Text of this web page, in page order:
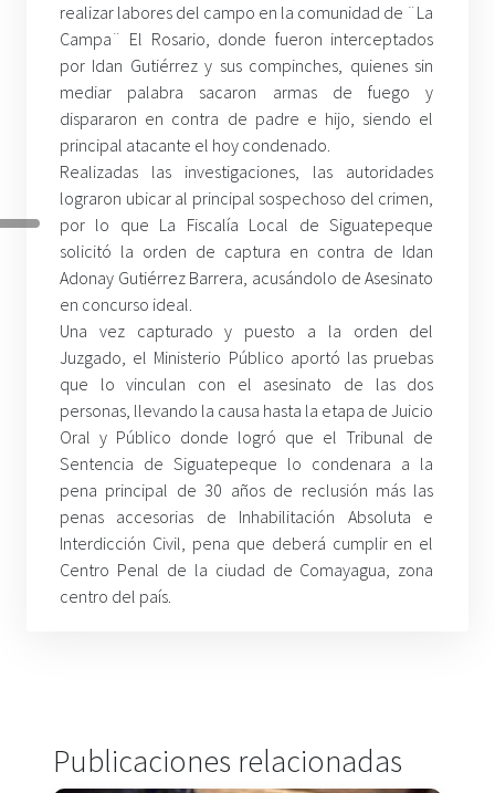
realizar labores del campo en la comunidad de ¨La
Campa¨ El Rosario, donde fueron interceptados
por Idan Gutiérrez y sus compinches, quienes sin
mediar palabra sacaron armas de fuego y
dispararon en contra de padre e hijo, siendo el
principal atacante el hoy condenado.
Realizadas las investigaciones, las autoridades
lograron ubicar al principal sospechoso del crimen,
por lo que La Fiscalía Local de Siguatepeque
solicitó la orden de captura en contra de Idan
Adonay Gutiérrez Barrera, acusándolo de Asesinato
en concurso ideal.
Una vez capturado y puesto a la orden del
Juzgado, el Ministerio Público aportó las pruebas
que lo vinculan con el asesinato de las dos
personas, llevando la causa hasta la etapa de Juicio
Oral y Público donde logró que el Tribunal de
Sentencia de Siguatepeque lo condenara a la
pena principal de 30 años de reclusión más las
penas accesorias de Inhabilitación Absoluta e
Interdicción Civil, pena que deberá cumplir en el
Centro Penal de la ciudad de Comayagua, zona
centro del país.
Publicaciones relacionadas